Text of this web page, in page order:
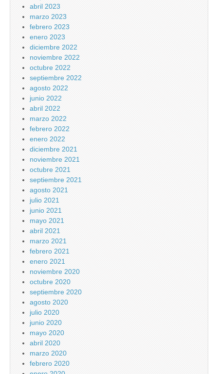
abril 2023
marzo 2023
febrero 2023
enero 2023
diciembre 2022
noviembre 2022
octubre 2022
septiembre 2022
agosto 2022
junio 2022
abril 2022
marzo 2022
febrero 2022
enero 2022
diciembre 2021
noviembre 2021
octubre 2021
septiembre 2021
agosto 2021
julio 2021
junio 2021
mayo 2021
abril 2021
marzo 2021
febrero 2021
enero 2021
noviembre 2020
octubre 2020
septiembre 2020
agosto 2020
julio 2020
junio 2020
mayo 2020
abril 2020
marzo 2020
febrero 2020